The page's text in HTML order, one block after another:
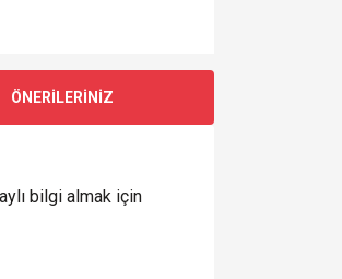
ÖNERİLERİNİZ
bilgi almak için